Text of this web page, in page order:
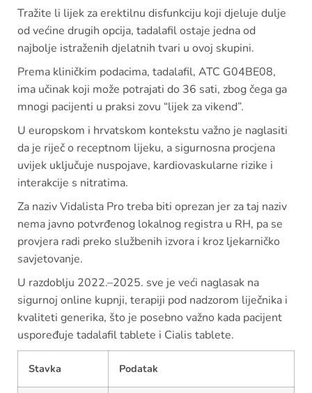
Tražite li lijek za erektilnu disfunkciju koji djeluje dulje
od većine drugih opcija, tadalafil ostaje jedna od
najbolje istraženih djelatnih tvari u ovoj skupini.
Prema kliničkim podacima, tadalafil, ATC G04BE08,
ima učinak koji može potrajati do 36 sati, zbog čega ga
mnogi pacijenti u praksi zovu “lijek za vikend”.
U europskom i hrvatskom kontekstu važno je naglasiti
da je riječ o receptnom lijeku, a sigurnosna procjena
uvijek uključuje nuspojave, kardiovaskularne rizike i
interakcije s nitratima.
Za naziv Vidalista Pro treba biti oprezan jer za taj naziv
nema javno potvrđenog lokalnog registra u RH, pa se
provjera radi preko službenih izvora i kroz ljekarničko
savjetovanje.
U razdoblju 2022.–2025. sve je veći naglasak na
sigurnoj online kupnji, terapiji pod nadzorom liječnika i
kvaliteti generika, što je posebno važno kada pacijent
uspoređuje tadalafil tablete i Cialis tablete.
Stavka Podatak